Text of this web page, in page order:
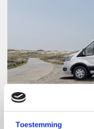
Toestemming